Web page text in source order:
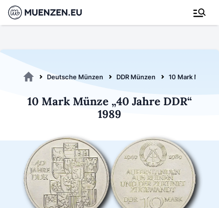
Deutsche Münzen DDR Münzen 10 Mark Münzen
10 Mark Münze „40 Jahre DDR“
1989